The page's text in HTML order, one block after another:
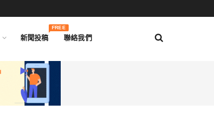
新聞投稿
FREE
聯絡我們